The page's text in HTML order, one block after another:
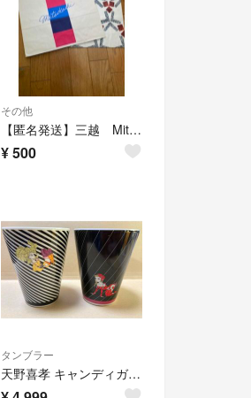
その他
【匿名発送】三越 Mitsukoshi ショッパー 紙袋 ２枚
¥500
タンブラー
天野喜孝 キャンディガール Candy girl 陶器製タンブラー ペアセット